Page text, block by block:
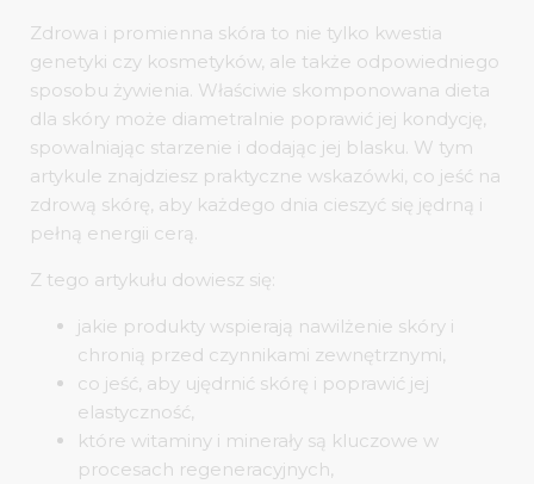
Zdrowa i promienna skóra to nie tylko kwestia
genetyki czy kosmetyków, ale także odpowiedniego
sposobu żywienia. Właściwie skomponowana dieta
dla skóry może diametralnie poprawić jej kondycję,
spowalniając starzenie i dodając jej blasku. W tym
artykule znajdziesz praktyczne wskazówki, co jeść na
zdrową skórę, aby każdego dnia cieszyć się jędrną i
pełną energii cerą.
Z tego artykułu dowiesz się:
jakie produkty wspierają nawilżenie skóry i
chronią przed czynnikami zewnętrznymi,
co jeść, aby ujędrnić skórę i poprawić jej
elastyczność,
które witaminy i minerały są kluczowe w
procesach regeneracyjnych,